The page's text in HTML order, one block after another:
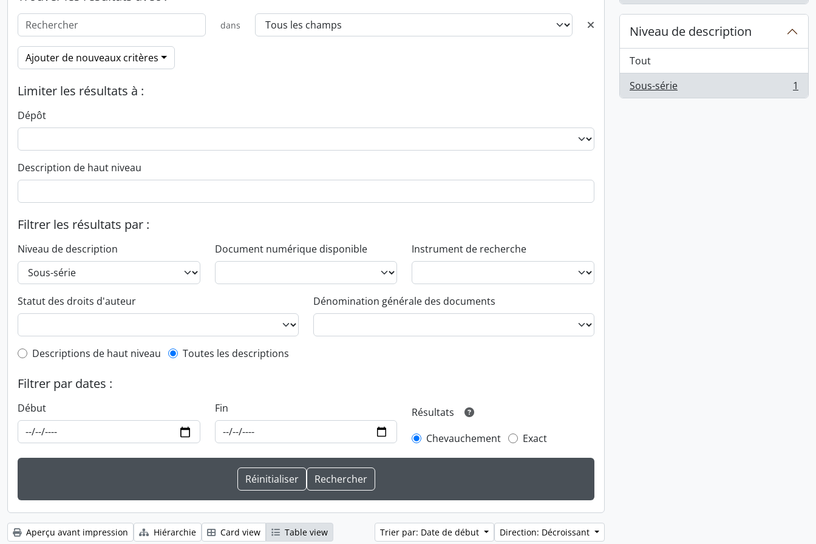
dans
Ajouter de nouveaux critères
Limiter les résultats à :
Dépôt
Description de haut niveau
Filtrer les résultats par :
Niveau de description Document numérique disponible Instrument de recherche
Statut des droits d'auteur Dénomination générale des documents
Top-level description filter
Descriptions de haut niveau Toutes les descriptions
Filtrer par dates :
Début Fin
Résultats
Chevauchement
Exact
Aperçu avant impression Hiérarchie Card view Table view Trier par: Date de début Direction: Décroissant
Niveau de description
Tout
Sous-série
, 1 résultats 1